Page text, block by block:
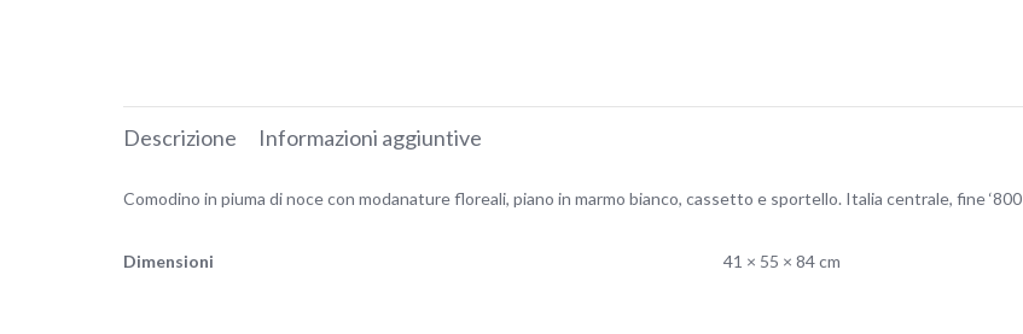
Descrizione Informazioni aggiuntive
Comodino in piuma di noce con modanature floreali, piano in marmo bianco, cassetto e sportello. Italia centrale, fine ‘800
Dimensioni 41 × 55 × 84 cm